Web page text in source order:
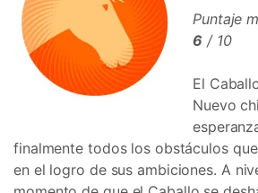
Puntaje
6 / 10
El
Nuevo
finalmente todos los obstáculos
en el logro de sus ambiciones. A